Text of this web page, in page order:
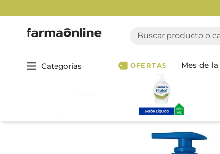
Buscar producto o
Categorías
Dermocosmética
Ver todo
Cuidado del
Acondicionador
Geles & fijadores
OFERTAS Mes de